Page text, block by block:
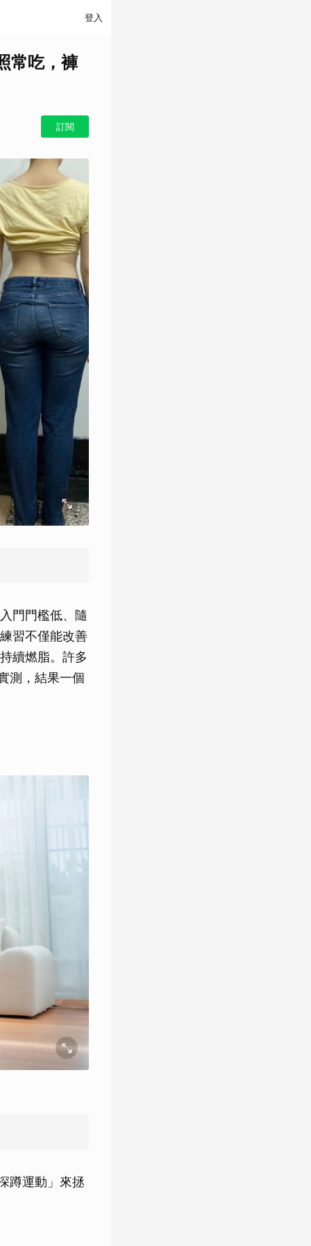
登入
常吃，褲
訂閱
門門檻低、隨
習不僅能改善
續燃脂。許多
測，結果一個
蹲運動」來拯